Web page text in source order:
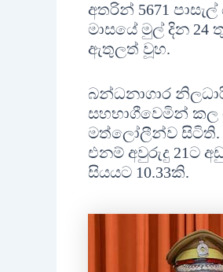
අතරින් 5671
මාසයේ මුල් දින 24
ඇතුලත් වූහ.
බන්ධනාගාර
සහභාගීවෙමින් කල
මත්ලෝලීන්ව සිටිති.
එනම් අවුරුදු 21ට
සියයට 10.33කි.